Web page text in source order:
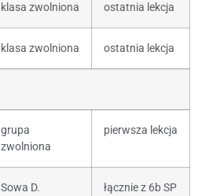
klasa zwolniona ostatnia lekcja
klasa zwolniona ostatnia lekcja
grupa
zwolniona
pierwsza lekcja
Sowa D.
łącznie z 6b SP